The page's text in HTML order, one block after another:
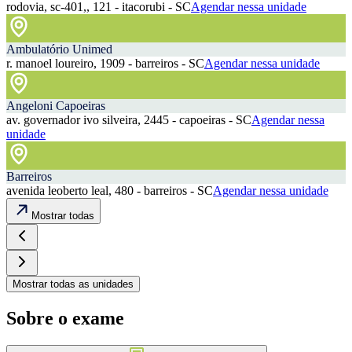
rodovia, sc-401,, 121 - itacorubi - SCAgendar nessa unidade
Ambulatório Unimed
r. manoel loureiro, 1909 - barreiros - SCAgendar nessa unidade
Angeloni Capoeiras
av. governador ivo silveira, 2445 - capoeiras - SCAgendar nessa
unidade
Barreiros
avenida leoberto leal, 480 - barreiros - SCAgendar nessa unidade
Mostrar todas
Mostrar todas as unidades
Sobre o exame